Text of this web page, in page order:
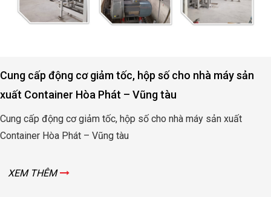
Cung cấp động cơ giảm tốc, hộp số cho nhà máy sản
xuất Container Hòa Phát – Vũng tàu
Cung cấp động cơ giảm tốc, hộp số cho nhà máy sản xuất
Container Hòa Phát – Vũng tàu
XEM THÊM